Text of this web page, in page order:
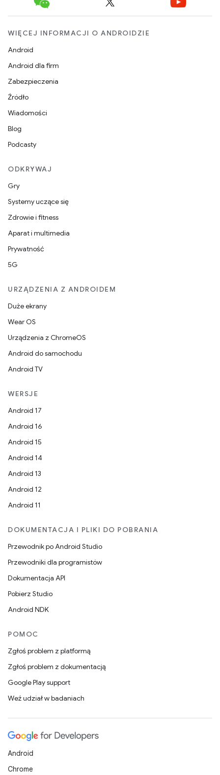
WIĘCEJ INFORMACJI O ANDROIDZIE
Android
Android dla firm
Zabezpieczenia
Źródło
Wiadomości
Blog
Podcasty
ODKRYWAJ
Gry
Systemy uczące się
Zdrowie i fitness
Aparat i multimedia
Prywatność
5G
URZĄDZENIA Z ANDROIDEM
Duże ekrany
Wear OS
Urządzenia z ChromeOS
Android do samochodu
Android TV
WERSJE
Android 17
Android 16
Android 15
Android 14
Android 13
Android 12
Android 11
DOKUMENTACJA I PLIKI DO POBRANIA
Przewodnik po Android Studio
Przewodniki dla programistów
Dokumentacja API
Pobierz Studio
Android NDK
POMOC
Zgłoś problem z platformą
Zgłoś problem z dokumentacją
Google Play support
Weź udział w badaniach
Android
Chrome